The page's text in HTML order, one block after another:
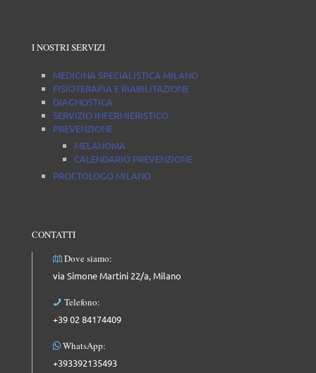
I NOSTRI SERVIZI
MEDICINA SPECIALISTICA MILANO
FISIOTERAPIA E RIABILITAZIONE
DIAGNOSTICA
SERVIZIO INFERMIERISTICO
PREVENZIONE
MELANOMA
CALENDARIO PREVENZIONE
PROCTOLOGO MILANO
CONTATTI
Dove siamo:
via Simone Martini 22/a, Milano
Telefono:
+39 02 84174409
WhatsApp:
+393392135493